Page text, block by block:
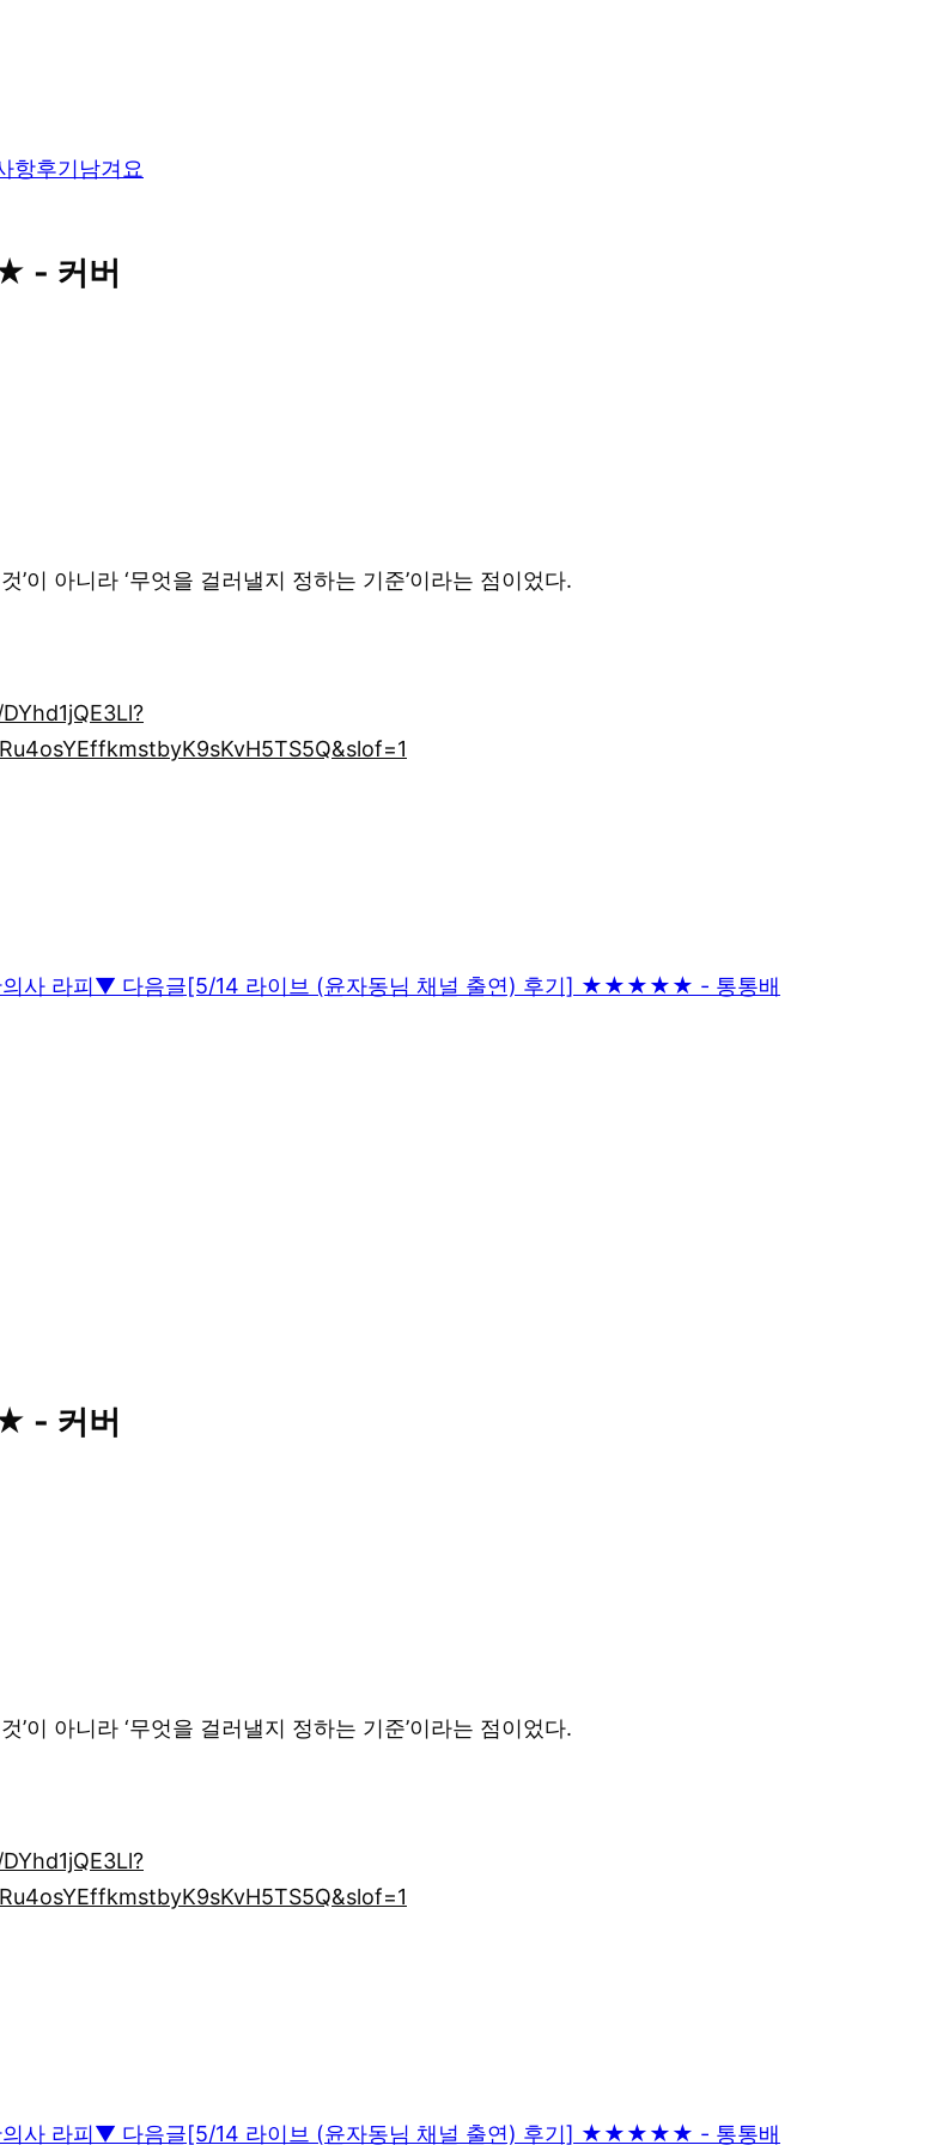
항후기남겨요
- 커버
이 아니라 ‘무엇을 걸러낼지 정하는 기준’이라는 점이었다.
사 라피▼ 다음글[5/14 라이브 (윤자동님 채널 출연) 후기] ★★★★★ - 통통배
- 커버
이 아니라 ‘무엇을 걸러낼지 정하는 기준’이라는 점이었다.
사 라피▼ 다음글[5/14 라이브 (윤자동님 채널 출연) 후기] ★★★★★ - 통통배